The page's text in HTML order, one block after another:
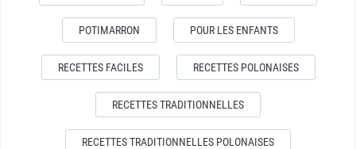
POTIMARRON POUR LES ENFANTS
RECETTES FACILES RECETTES POLONAISES
RECETTES TRADITIONNELLES
RECETTES TRADITIONNELLES POLONAISES